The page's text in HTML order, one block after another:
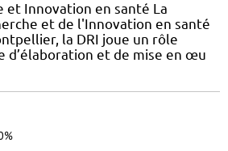
et Innovation en santé La
et de l'Innovation en santé
la DRI joue un rôle
d’élaboration et de mise en œu